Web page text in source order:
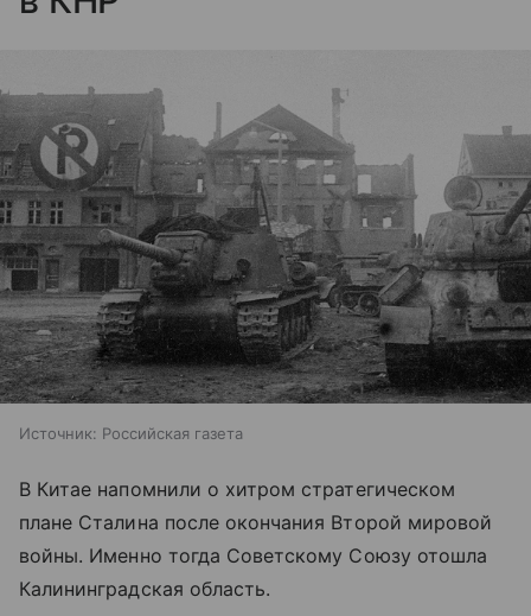
Источник: Российская газета
В Китае напомнили о хитром стратегическом
плане Сталина после окончания Второй мировой
войны. Именно тогда Советскому Союзу отошла
Калининградская область.